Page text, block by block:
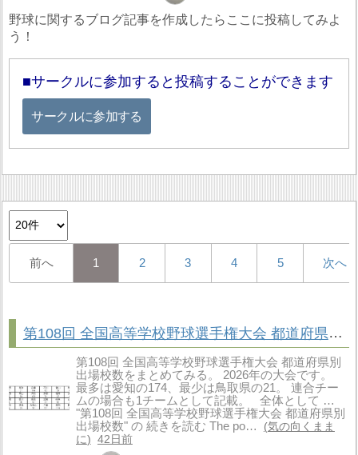
野球に関するブログ記事を作成したらここに投稿してみよ
う！
サークルに参加すると投稿することができます
サークルに参加する
前へ 1 2 3 4 5 次へ
第108回 全国高等学校野球選手権大会 都道府県別出場校数
第108回 全国高等学校野球選手権大会 都道府県別
出場校数をまとめてみる。 2026年の大会です。
最多は愛知の174、最少は鳥取県の21。 連合チー
ムの場合も1チームとして記載。 全体として …
"第108回 全国高等学校野球選手権大会 都道府県別
出場校数" の 続きを読む The po…
気の向くまま
に
42日前